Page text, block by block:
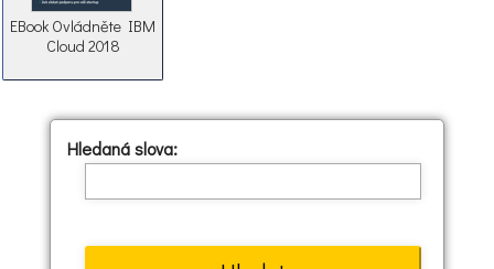
EBook Ovládněte IBM
Cloud 2018
Hledaná slova: